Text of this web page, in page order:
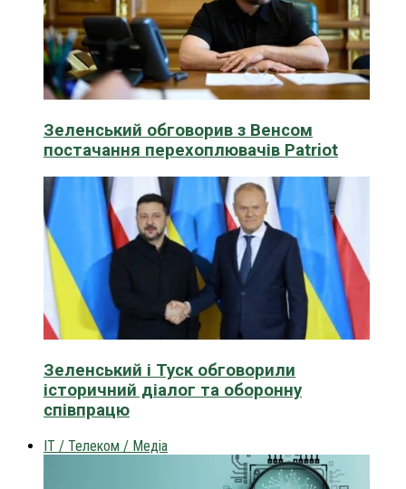
Зеленський обговорив з Венсом
постачання перехоплювачів Patriot
Зеленський і Туск обговорили
історичний діалог та оборонну
співпрацю
IT / Телеком / Медіа